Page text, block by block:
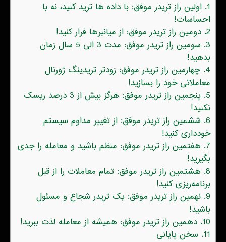
1. اولین راز تریدر موفق: با داده ها ترید کنید، نه با
احساسات!
2. دومین راز تریدر موفق: از میانبرها فرار کنید!
3.
سومین راز تریدر موفق: مدت 3 الی 5 سال زمان
بدهید!
4. چهارمین راز تریدر موفق: زودتر تریدینگ ژورنال
معاملاتی خود را بسازید!
5.
پنجمین راز تریدر موفق: هرگز بیش از 3 درصد ریسک
نکنید!
6. ششمین راز تریدر موفق: از تغییر مداوم سیستم
خودداری کنید!
7. هفتمین راز تریدر موفق: منظم باشید و معامله را جدی
بگیرید!
8. هشتمین راز تریدر موفق: تمام معاملات را از قبل
برنامه‌ریزی کنید!
9. نهمین راز تریدر موفق: یک تریدر شجاع و مسئول
باشید!
10. دهمین راز تریدر موفق: همیشه از معامله لذت ببرید!
11. سخن پایانی